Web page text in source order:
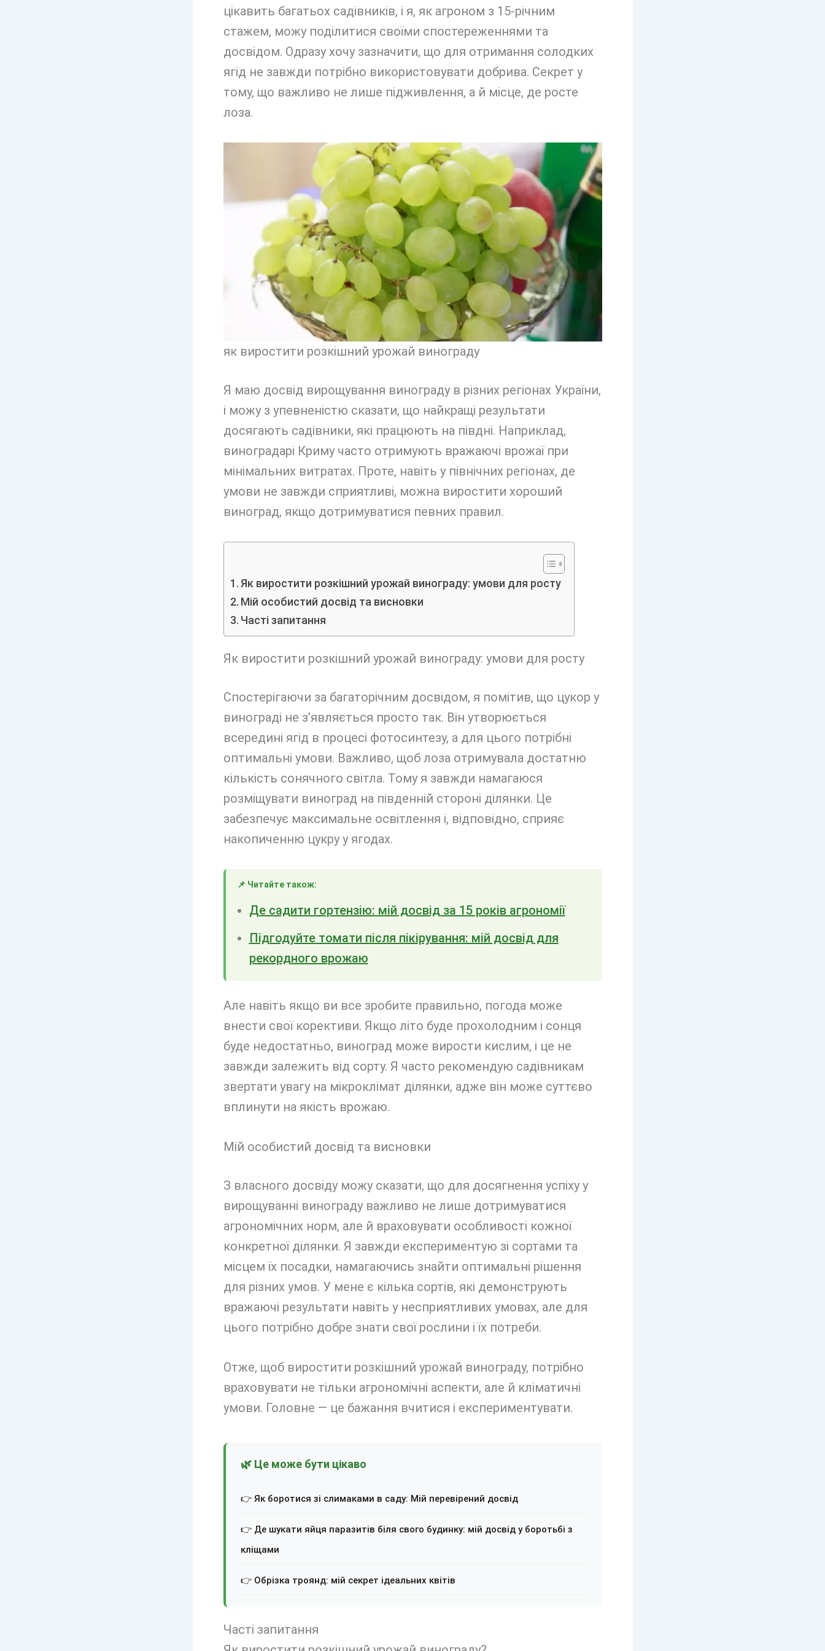
цікавить багатьох садівників, і я, як агроном з 15-річним
стажем, можу поділитися своїми спостереженнями та
досвідом. Одразу хочу зазначити, що для отримання солодких
ягід не завжди потрібно використовувати добрива. Секрет у
тому, що важливо не лише підживлення, а й місце, де росте
лоза.
як виростити розкішний урожай винограду
Я маю досвід вирощування винограду в різних регіонах України,
і можу з упевненістю сказати, що найкращі результати
досягають садівники, які працюють на півдні. Наприклад,
виноградарі Криму часто отримують вражаючі врожаї при
мінімальних витратах. Проте, навіть у північних регіонах, де
умови не завжди сприятливі, можна виростити хороший
виноград, якщо дотримуватися певних правил.
Як виростити розкішний урожай винограду: умови для росту
Мій особистий досвід та висновки
Часті запитання
Як виростити розкішний урожай винограду: умови для росту
Спостерігаючи за багаторічним досвідом, я помітив, що цукор у
винограді не з’являється просто так. Він утворюється
всередині ягід в процесі фотосинтезу, а для цього потрібні
оптимальні умови. Важливо, щоб лоза отримувала достатню
кількість сонячного світла. Тому я завжди намагаюся
розміщувати виноград на південній стороні ділянки. Це
забезпечує максимальне освітлення і, відповідно, сприяє
накопиченню цукру у ягодах.
📌 Читайте також:
Де садити гортензію: мій досвід за 15 років агрономії
Підгодуйте томати після пікірування: мій досвід для
рекордного врожаю
Але навіть якщо ви все зробите правильно, погода може
внести свої корективи. Якщо літо буде прохолодним і сонця
буде недостатньо, виноград може вирости кислим, і це не
завжди залежить від сорту. Я часто рекомендую садівникам
звертати увагу на мікроклімат ділянки, адже він може суттєво
вплинути на якість врожаю.
Мій особистий досвід та висновки
З власного досвіду можу сказати, що для досягнення успіху у
вирощуванні винограду важливо не лише дотримуватися
агрономічних норм, але й враховувати особливості кожної
конкретної ділянки. Я завжди експериментую зі сортами та
місцем їх посадки, намагаючись знайти оптимальні рішення
для різних умов. У мене є кілька сортів, які демонструють
вражаючі результати навіть у несприятливих умовах, але для
цього потрібно добре знати свої рослини і їх потреби.
Отже, щоб виростити розкішний урожай винограду, потрібно
враховувати не тільки агрономічні аспекти, але й кліматичні
умови. Головне — це бажання вчитися і експериментувати.
🌿 Це може бути цікаво
👉 Як боротися зі слимаками в саду: Мій перевірений досвід
👉 Де шукати яйця паразитів біля свого будинку: мій досвід у боротьбі з
кліщами
👉 Обрізка троянд: мій секрет ідеальних квітів
Часті запитання